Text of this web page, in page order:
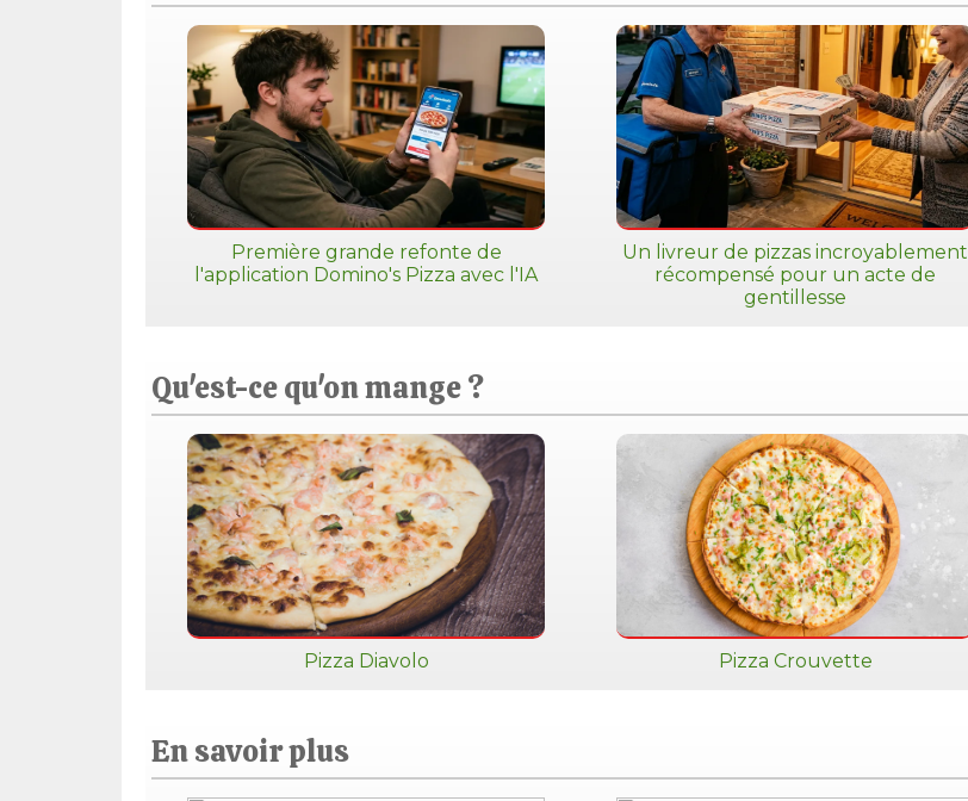
Première grande refonte de
l'application Domino's Pizza avec l'IA
Un livreur de pizzas incroyablement
récompensé pour un acte de
gentillesse
Qu'est-ce qu'on mange ?
Pizza Diavolo Pizza Crouvette
En savoir plus